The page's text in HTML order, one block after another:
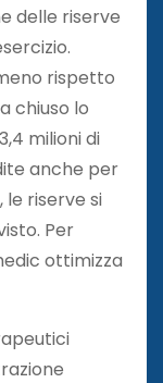
delle riserve
rispetto
chiuso lo
milioni di
anche per
le riserve si
Per
ottimizza